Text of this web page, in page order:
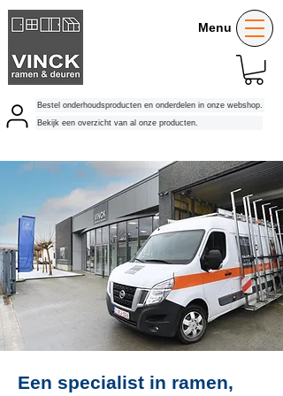
Bekijk een overzicht van al onze producten.
Bestel onderhoudsproducten en onderdelen in onze webshop.
Menu
Een specialist in ramen,